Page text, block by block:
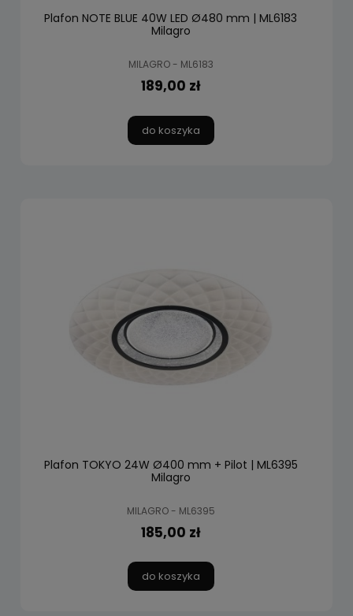
Plafon NOTE BLUE 40W LED Ø480 mm | ML6183
Milagro
MILAGRO - ML6183
189,00 zł
do koszyka
Plafon TOKYO 24W Ø400 mm + Pilot | ML6395
Milagro
MILAGRO - ML6395
185,00 zł
do koszyka